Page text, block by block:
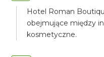
Hotel Roman
obejmujące między
kosmetyczne.